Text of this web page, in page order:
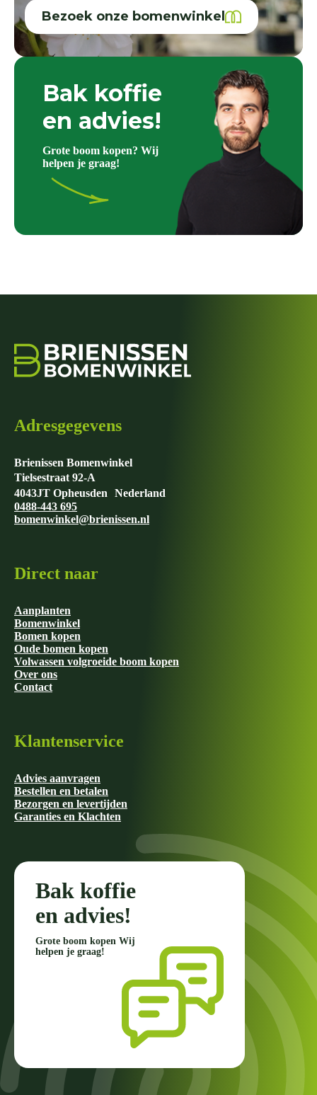
Bezoek onze bomenwinkel
Bak koffie
en advies!
Grote boom kopen? Wij
helpen je graag!
Adresgegevens
Brienissen Bomenwinkel
Tielsestraat 92-A
4043JT Opheusden Nederland
0488-443 695
bomenwinkel@brienissen.nl
Direct naar
Aanplanten
Bomenwinkel
Bomen kopen
Oude bomen kopen
Volwassen volgroeide boom kopen
Over ons
Contact
Klantenservice
Advies aanvragen
Bestellen en betalen
Bezorgen en levertijden
Garanties en Klachten
Bak koffie
en advies!
Grote boom kopen Wij
helpen je graag!